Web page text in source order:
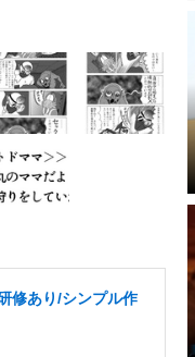
修あり/シンプル作